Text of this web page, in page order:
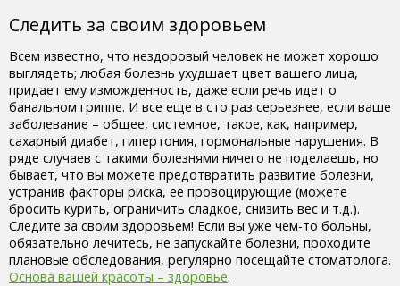
Следить за своим здоровьем
Всем известно, что нездоровый человек не может хорошо
выглядеть; любая болезнь ухудшает цвет вашего лица,
придает ему изможденность, даже если речь идет о
банальном гриппе. И все еще в сто раз серьезнее, если ваше
заболевание – общее, системное, такое, как, например,
сахарный диабет, гипертония, гормональные нарушения. В
ряде случаев с такими болезнями ничего не поделаешь, но
бывает, что вы можете предотвратить развитие болезни,
устранив факторы риска, ее провоцирующие (можете
бросить курить, ограничить сладкое, снизить вес и т.д.).
Следите за своим здоровьем! Если вы уже чем-то больны,
обязательно лечитесь, не запускайте болезни, проходите
плановые обследования, регулярно посещайте стоматолога.
Основа вашей красоты – здоровье.